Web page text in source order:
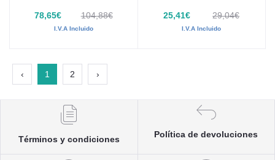
78,65€ 104,88€
I.V.A Incluido
25,41€ 29,04€
I.V.A Incluido
‹ 1 2 ›
Términos y condiciones
Política de devoluciones